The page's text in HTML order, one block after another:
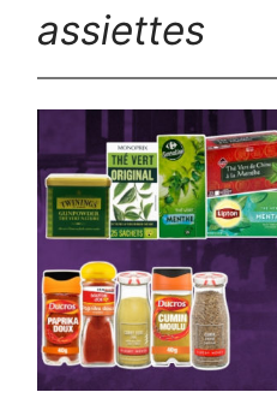
assiettes